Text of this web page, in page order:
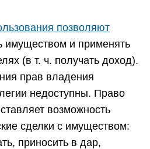
позволяют
имуществом и применять
(в т. ч. получать доход).
прав владения
недоступны. Право
возможность
сделки с имуществом:
приносить в дар,